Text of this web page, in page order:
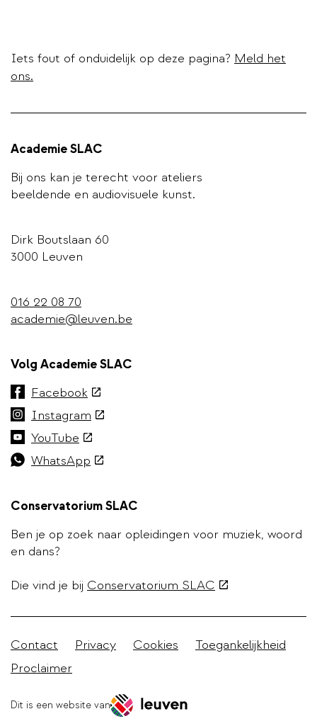
Iets fout of onduidelijk op deze pagina? Meld het
ons.
Academie SLAC
Bij ons kan je terecht voor ateliers
beeldende en audiovisuele kunst.
Dirk Boutslaan 60
3000 Leuven
016 22 08 70
academie@leuven.be
Volg Academie SLAC
Facebook(externe
link)
Instagram (externe
link)
YouTube (externe
link)
WhatsApp (externe
Conservatorium SLAC
Ben je op zoek naar opleidingen voor muziek, woord
en dans?
Die vind je bij Conservatorium SLAC (externe
Stadleuven
footer
menu
Contact Privacy Cookies
Toegankelijkheid
Proclaimer
Dit is een website van